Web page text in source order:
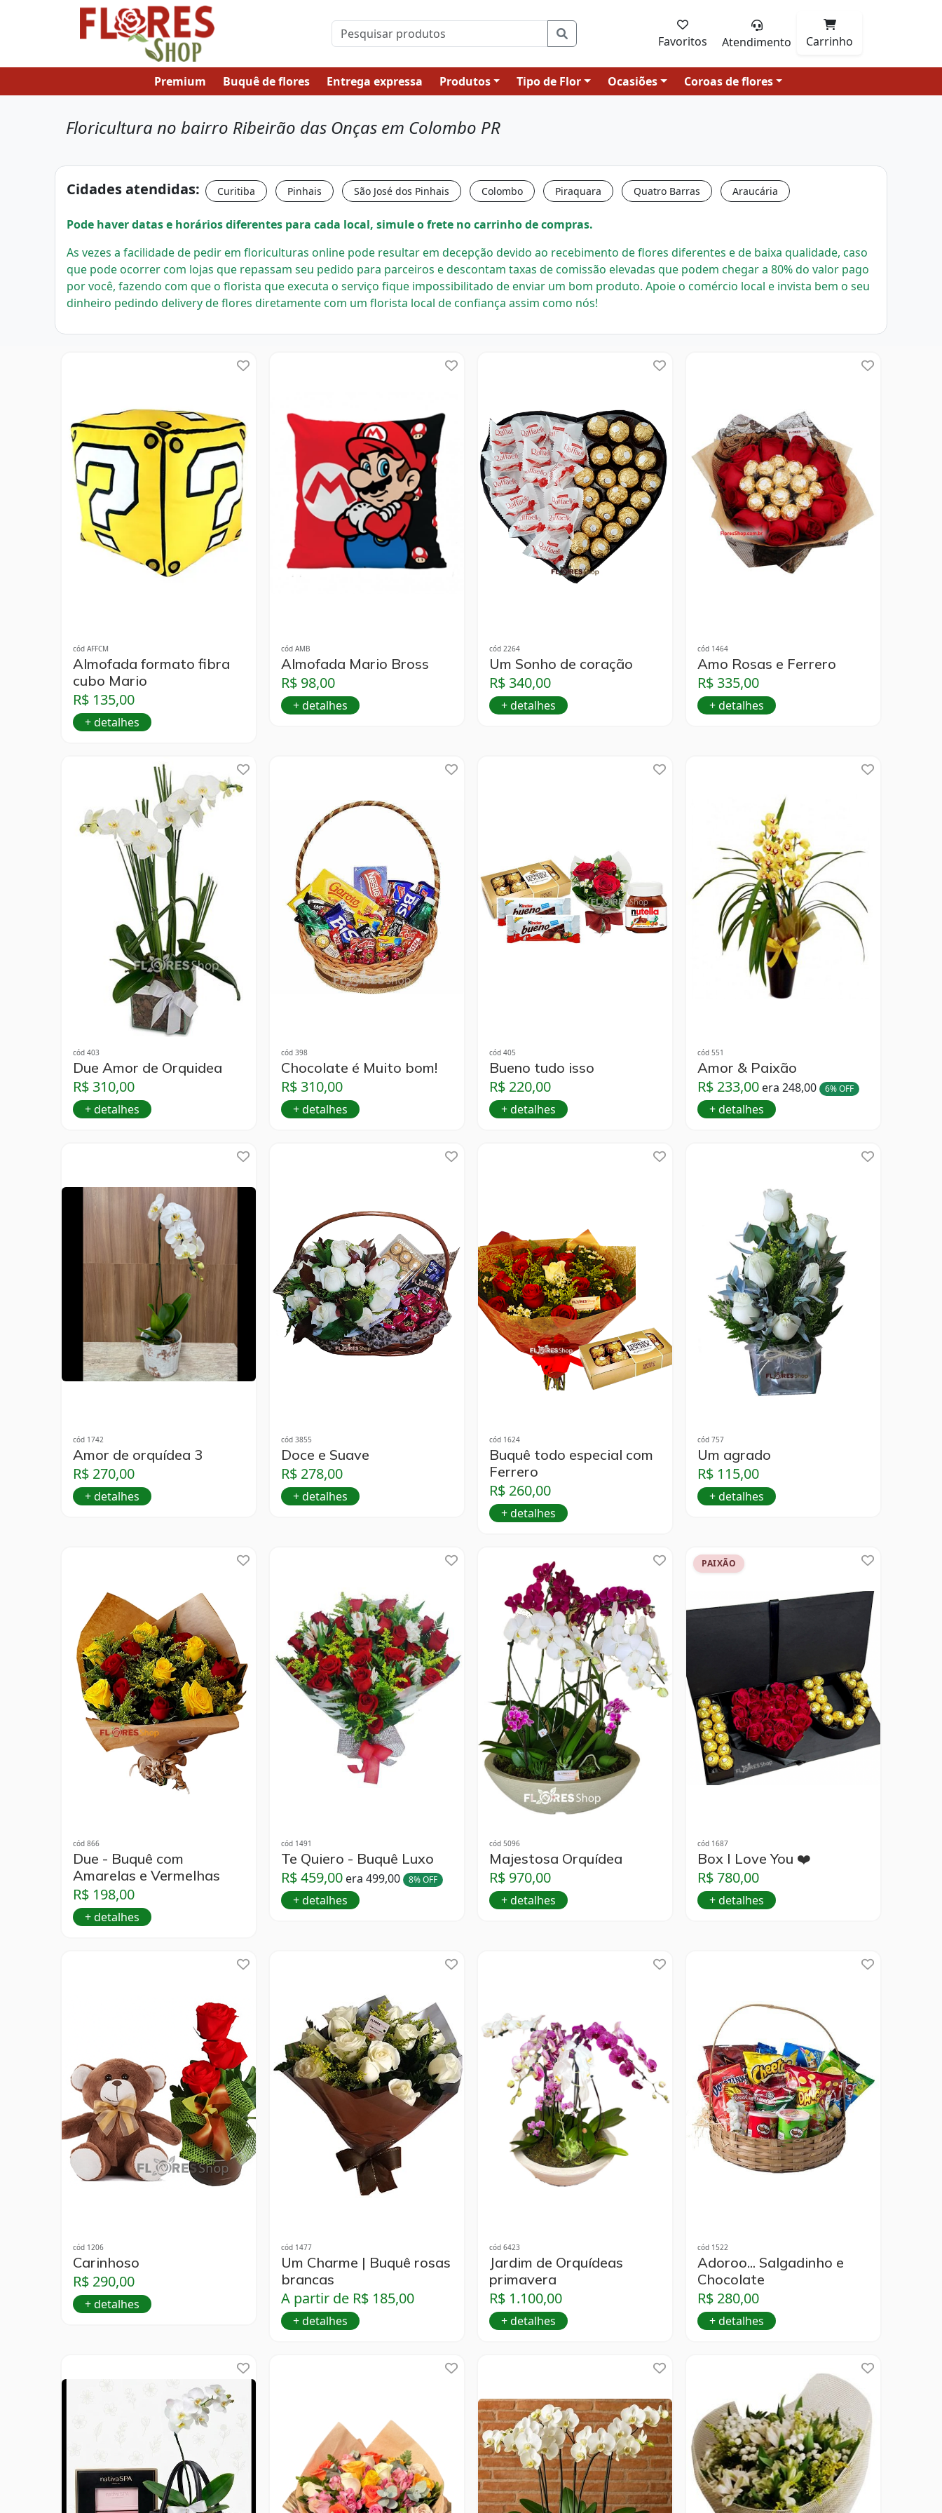
Favoritos Atendimento Carrinho
Premium Buquê de flores Entrega expressa Produtos Tipo de Flor Ocasiões Coroas de flores
Floricultura no bairro Ribeirão das Onças em Colombo PR
Cidades atendidas: Curitiba Pinhais São José dos Pinhais Colombo Piraquara Quatro Barras Araucária
Pode haver datas e horários diferentes para cada local, simule o frete no carrinho de compras.
As vezes a facilidade de pedir em floriculturas online pode resultar em decepção devido ao recebimento de flores diferentes e de baixa qualidade, caso
que pode ocorrer com lojas que repassam seu pedido para parceiros e descontam taxas de comissão elevadas que podem chegar a 80% do valor pago
por você, fazendo com que o florista que executa o serviço fique impossibilitado de enviar um bom produto. Apoie o comércio local e invista bem o seu
dinheiro pedindo delivery de flores diretamente com um florista local de confiança assim como nós!
cód AFFCM
Almofada formato fibra
cubo Mario
R$ 135,00
+ detalhes
cód AMB
Almofada Mario Bross
R$ 98,00
+ detalhes
cód 2264
Um Sonho de coração
R$ 340,00
+ detalhes
cód 1464
Amo Rosas e Ferrero
R$ 335,00
+ detalhes
cód 403
Due Amor de Orquidea
R$ 310,00
+ detalhes
cód 398
Chocolate é Muito bom!
R$ 310,00
+ detalhes
cód 405
Bueno tudo isso
R$ 220,00
+ detalhes
cód 551
Amor & Paixão
R$ 233,00 era 248,00 6% OFF
+ detalhes
cód 1742
Amor de orquídea 3
R$ 270,00
+ detalhes
cód 3855
Doce e Suave
R$ 278,00
+ detalhes
cód 1624
Buquê todo especial com
Ferrero
R$ 260,00
+ detalhes
cód 757
Um agrado
R$ 115,00
+ detalhes
cód 866
Due - Buquê com
Amarelas e Vermelhas
R$ 198,00
+ detalhes
cód 1491
Te Quiero - Buquê Luxo
R$ 459,00 era 499,00 8% OFF
+ detalhes
cód 5096
Majestosa Orquídea
R$ 970,00
+ detalhes
PAIXÃO
cód 1687
Box I Love You ❤️
R$ 780,00
+ detalhes
cód 1206
Carinhoso
R$ 290,00
+ detalhes
cód 1477
Um Charme | Buquê rosas
brancas
A partir de R$ 185,00
+ detalhes
cód 6423
Jardim de Orquídeas
primavera
R$ 1.100,00
+ detalhes
cód 1522
Adoroo... Salgadinho e
Chocolate
R$ 280,00
+ detalhes